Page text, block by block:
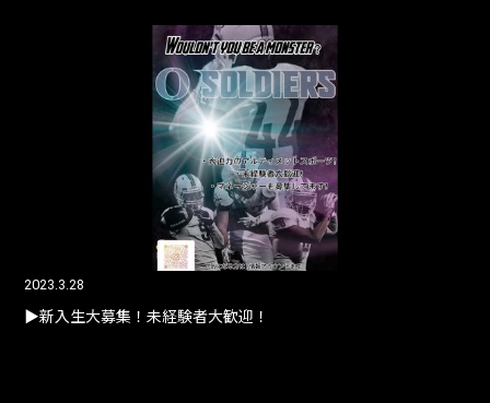
2023.3.28
▶︎新入生大募集！未経験者大歓迎！